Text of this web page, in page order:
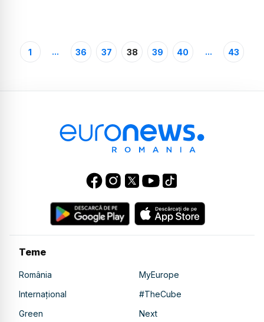
1 ... 36 37 38 39 40 ... 43
Teme
România
MyEurope
Internațional
#TheCube
Green
Next